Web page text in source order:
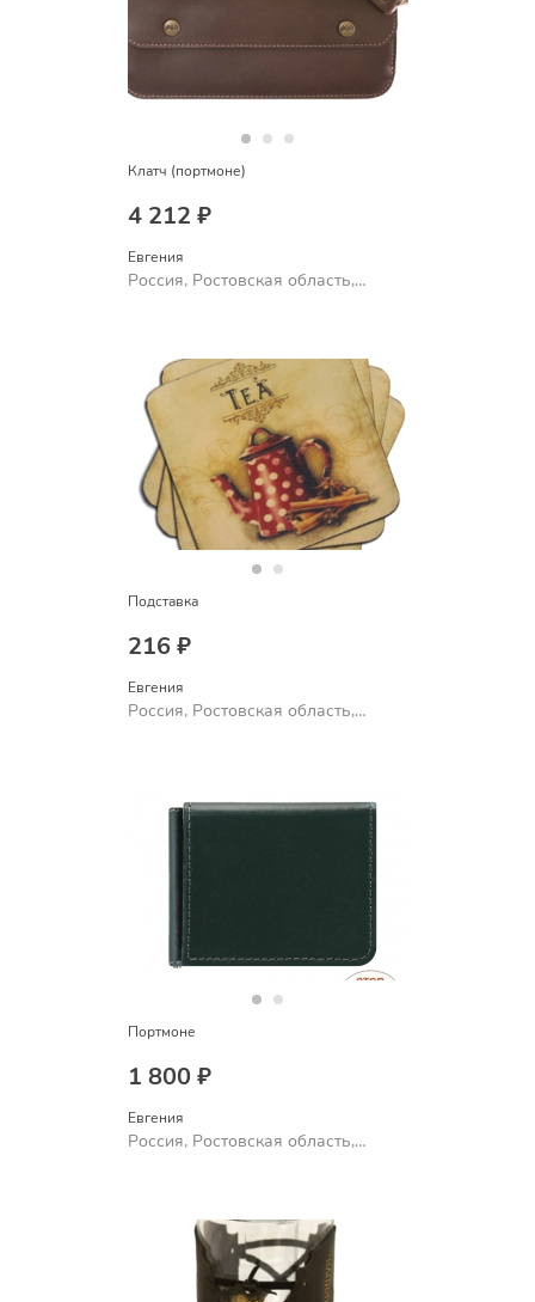
Клатч (портмоне)
4 212 ₽
Евгения
Россия, Ростовская область,
Подставка
216 ₽
Евгения
Россия, Ростовская область,
Портмоне
1 800 ₽
Евгения
Россия, Ростовская область,